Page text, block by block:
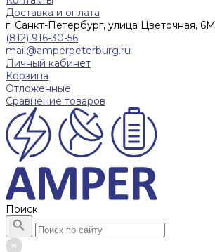
Доставка и оплата
г. Санкт-Петербург, улица Цветочная, 6М
(812) 916-30-56
mail@amperpeterburg.ru
Личный кабинет
Корзина
Отложенные
Сравнение товаров
Поиск